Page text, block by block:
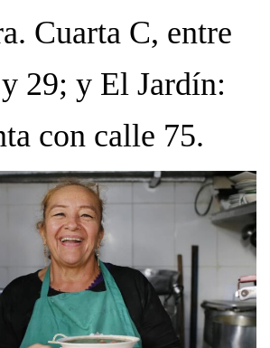
Cuarta C, entre
29; y El Jardín:
con calle 75.